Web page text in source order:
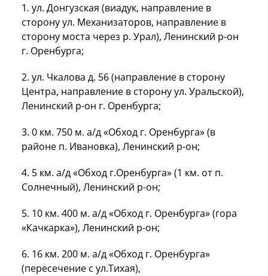
1. ул. Донгузская (виадук, направление в
сторону ул. Механизаторов, направление в
сторону моста через р. Урал), Ленинский р-он
г. Оренбурга;
2. ул. Чкалова д. 56 (направление в сторону
Центра, направление в сторону ул. Уральской),
Ленинский р-он г. Оренбурга;
3. 0 км. 750 м. а/д «Обход г. Оренбурга» (в
районе п. Ивановка), Ленинский р-он;
4. 5 км. а/д «Обход г.Оренбурга» (1 км. от п.
Солнечный), Ленинский р-он;
5. 10 км. 400 м. а/д «Обход г. Оренбурга» (гора
«Качкарка»), Ленинский р-он;
6. 16 км. 200 м. а/д «Обход г. Оренбурга»
(пересечение с ул.Тихая),